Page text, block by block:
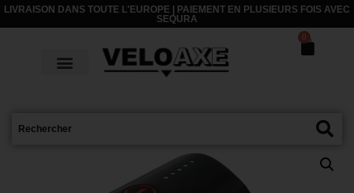
LIVRAISON DANS TOUTE L'EUROPE | PAIEMENT EN PLUSIEURS FOIS AVEC
SEQURA
0